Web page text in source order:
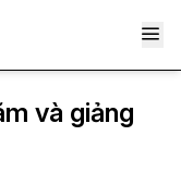
và giảng